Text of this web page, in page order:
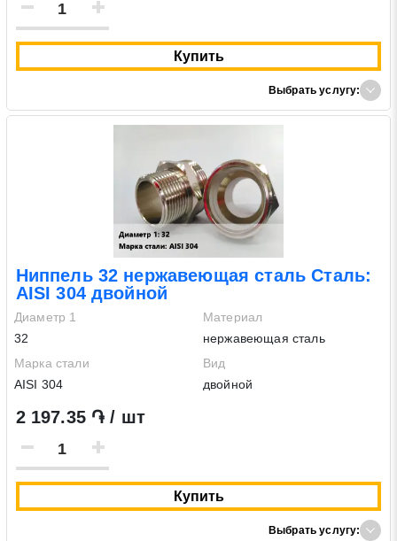
Купить
Выбрать услугу:
Ниппель 32 нержавеющая сталь Сталь:
AISI 304 двойной
Диаметр 1
32
Материал
нержавеющая сталь
Марка стали
AISI 304
Вид
двойной
2 197.35 ֏ / шт
Купить
Выбрать услугу: